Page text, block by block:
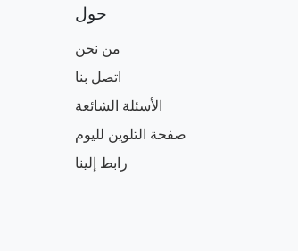
حول
من نحن
اتصل بنا
الأسئلة الشائعة
صفحة التلوين لليوم
رابط إلينا